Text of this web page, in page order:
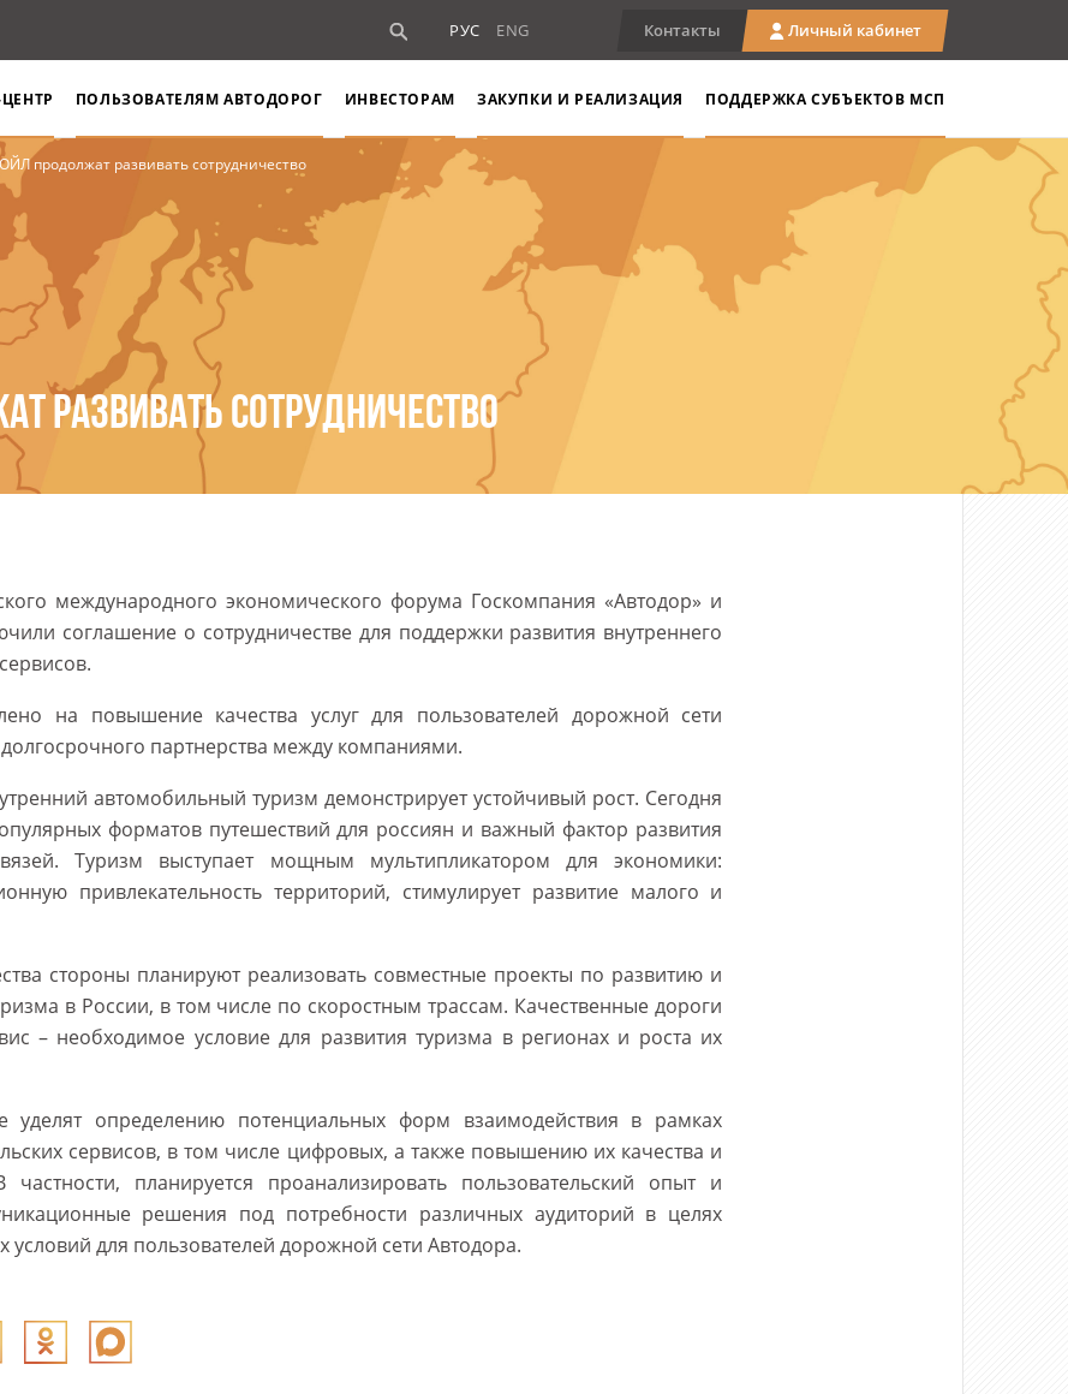
РУС ENG Контакты Личный кабинет
ПОЛЬЗОВАТЕЛЯМ АВТОДОРОГ ИНВЕСТОРАМ ЗАКУПКИ И РЕАЛИЗАЦИЯ ПОДДЕРЖКА СУБЪЕКТОВ МСП
продолжат развивать сотрудничество
РАЗВИВАТЬ СОТРУДНИЧЕСТВО
международного экономического форума Госкомпания «Автодор» и
соглашение о сотрудничестве для поддержки развития внутреннего
на повышение качества услуг для пользователей дорожной сети
партнерства между компаниями.
автомобильный туризм демонстрирует устойчивый рост. Сегодня
форматов путешествий для россиян и важный фактор развития
Туризм выступает мощным мультипликатором для экономики:
привлекательность территорий, стимулирует развитие малого и
стороны планируют реализовать совместные проекты по развитию и
в России, в том числе по скоростным трассам. Качественные дороги
– необходимое условие для развития туризма в регионах и роста их
уделят определению потенциальных форм взаимодействия в рамках
сервисов, в том числе цифровых, а также повышению их качества и
частности, планируется проанализировать пользовательский опыт и
решения под потребности различных аудиторий в целях
условий для пользователей дорожной сети Автодора.